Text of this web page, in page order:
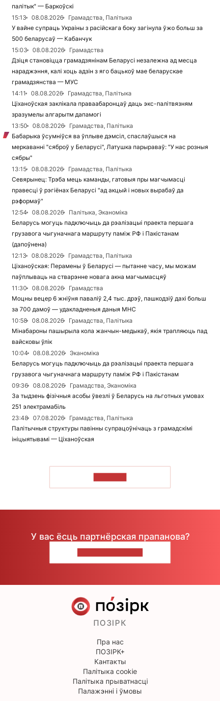
палітык" — Баркоўскі
15:13
08.08.2026
Грамадства, Палітыка
У вайне супраць Украіны з расійскага боку загінула ўжо больш за
500 беларусаў — Кабанчук
15:03
08.08.2026
Грамадства
Дзіця становіцца грамадзянінам Беларусі незалежна ад месца
нараджэння, калі хоць адзін з яго бацькоў мае беларускае
грамадзянства — МУС
14:11
08.08.2026
Грамадства, Палітыка
Ціханоўская заклікала праваабаронцаў даць экс-палітвязням
зразумелы алгарытм дапамогі
13:50
08.08.2026
Грамадства, Палітыка
Бабарыка ўсумніўся ва ўплыве дэмсіл, спаслаўшыся на
меркаванні "сяброў у Беларусі", Латушка парыраваў: "У нас розныя
сябры"
13:15
08.08.2026
Грамадства, Палітыка
Севярынец: Трэба мець каманды, гатовыя пры магчымасці
правесці ў рэгіёнах Беларусі "ад акцый і новых вырабаў да
рэформаў"
12:54
08.08.2026
Палітыка, Эканоміка
Беларусь могуць падключыць да рэалізацыі праекта першага
грузавога чыгуначнага маршруту паміж РФ і Пакістанам
(дапоўнена)
12:13
08.08.2026
Грамадства, Палітыка
Ціханоўская: Перамены ў Беларусі — пытанне часу, мы можам
паўплываць на стварэнне новага акна магчымасцяў
11:30
08.08.2026
Грамадства
Моцны вецер 6 жніўня паваліў 2,4 тыс. дрэў, пашкодзіў дахі больш
за 700 дамоў — удакладненыя даныя МНС
10:58
08.08.2026
Грамадства, Палітыка
Мінабароны пашырыла кола жанчын-медыкаў, якія трапляюць пад
вайсковы ўлік
10:04
08.08.2026
Эканоміка
Беларусь могуць падключыць да рэалізацыі праекта першага
грузавога чыгуначнага маршруту паміж РФ і Пакістанам
09:36
08.08.2026
Грамадства, Эканоміка
За тыдзень фізічныя асобы ўвезлі ў Беларусь на льготных умовах
251 электрамабіль
23:48
07.08.2026
Грамадства, Палітыка
Палітычныя структуры павінны супрацоўнічаць з грамадскімі
ініцыятывамі — Ціханоўская
У вас ёсць партнёрская прапанова?
ПОЗІРК
Пра нас
ПОЗІРК+
Кантакты
Палітыка cookie
Палітыка прыватнасці
Палажэнні і ўмовы